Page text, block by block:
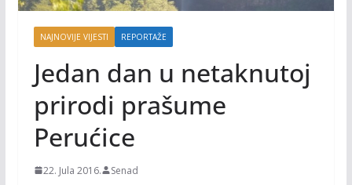
NAJNOVIJE VIJESTI REPORTAŽE
Jedan dan u netaknutoj
prirodi prašume
Perućice
22. Jula 2016. Senad